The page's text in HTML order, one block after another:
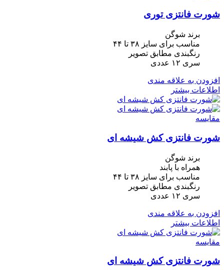
شورت فانتزی توری
برند شوگن
مناسب برای سایز ۳۸ تا ۴۴
رنگبندی مطابق تصویر
سری ١٢ عددی
افزودن به علاقه مندی
اطلاعات بیشتر
مقایسه
شورت فانتزی کش شیشه ای
برند شوگن
همراه با پابند
مناسب برای سایز ۳۸ تا ۴۴
رنگبندی مطابق تصویر
سری ١٢ عددی
افزودن به علاقه مندی
اطلاعات بیشتر
مقایسه
شورت فانتزی کش شیشه ای